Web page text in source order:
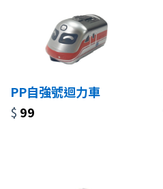
PP自強號迴力車
$ 99